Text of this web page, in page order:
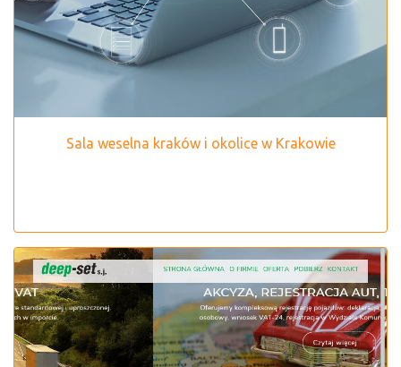
Sala weselna kraków i okolice w Krakowie